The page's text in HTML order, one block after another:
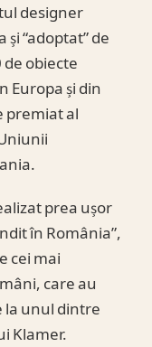
designer
“adoptat” de
obiecte
Europa și din
premiat al
prea ușor
în România”,
cei mai
care au
la unul dintre
Klamer.